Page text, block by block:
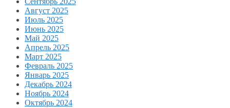
Август 2025
Июль 2025
Июнь 2025
Май 2025
Апрель 2025
Март 2025
Февраль 2025
Январь 2025
Декабрь 2024
Ноябрь 2024
Октябрь 2024